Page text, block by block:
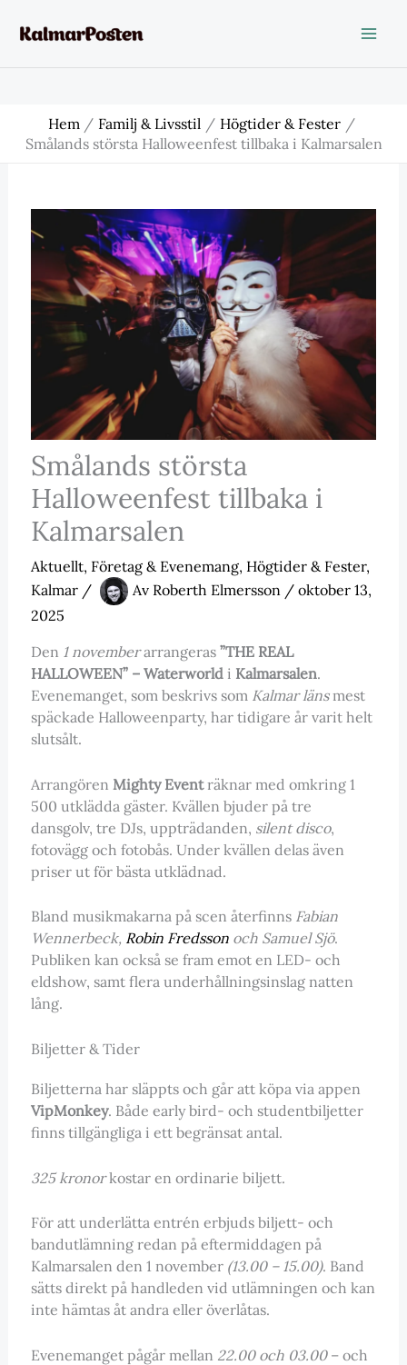
Hem Familj & Livsstil
Högtider & Fester
Smålands största Halloweenfest tillbaka i Kalmarsalen
Smålands största
Halloweenfest tillbaka i
Kalmarsalen
Aktuellt, Företag & Evenemang, Högtider & Fester,
Kalmar/ Av Roberth Elmersson / oktober 13,
2025
Den 1 novemberarrangeras ”THE REAL
HALLOWEEN” – Waterworldi Kalmarsalen.
Evenemanget, som beskrivs som Kalmar länsmest
späckade Halloweenparty, har tidigare år varit helt
slutsålt.
Arrangören Mighty Eventräknar med omkring 1
500 utklädda gäster. Kvällen bjuder på tre
dansgolv, tre DJs, uppträdanden, silent disco,
fotovägg och fotobås. Under kvällen delas även
priser ut för bästa utklädnad.
Bland musikmakarna på scen återfinns Fabian
Wennerbeck, Robin Fredssonoch Samuel Sjö.
Publiken kan också se fram emot en LED- och
eldshow, samt flera underhållningsinslag natten
lång.
Biljetter & Tider
Biljetterna har släppts och går att köpa via appen
VipMonkey. Både early bird- och studentbiljetter
finns tillgängliga i ett begränsat antal.
325 kronorkostar en ordinarie biljett.
För att underlätta entrén erbjuds biljett- och
bandutlämning redan på eftermiddagen på
Kalmarsalen den 1 november (13.00 – 15.00). Band
sätts direkt på handleden vid utlämningen och kan
inte hämtas åt andra eller överlåtas.
Evenemanget pågår mellan 22.00 och 03.00– och